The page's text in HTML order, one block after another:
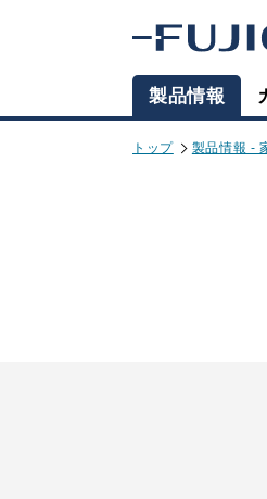
製品情報
トップ 製品情報 -